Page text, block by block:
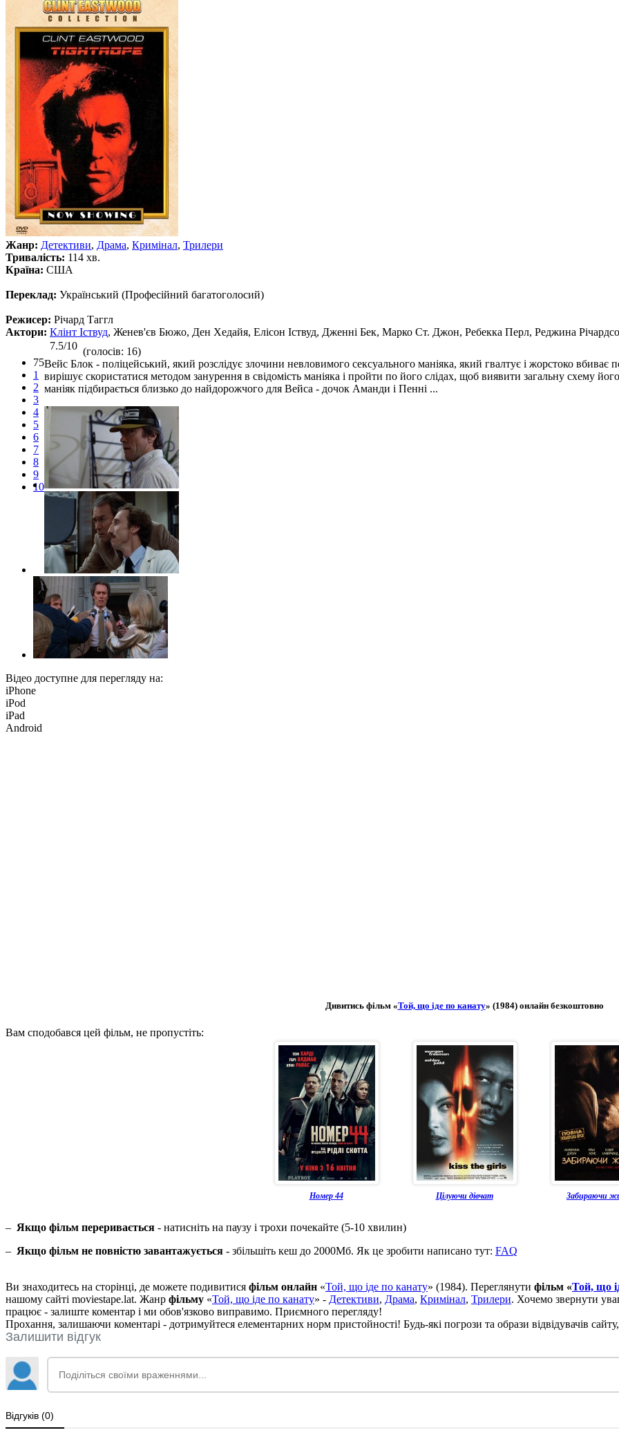
Жанр: Детективи, Драма, Кримінал, Трилери
Тривалість: 114 хв.
Країна: США
Переклад: Український (Професійний багатоголосий)
Режисер: Річард Таггл
Актори: Клінт Іствуд, Женев'єв Бюжо, Ден Хедайя, Елісон Іствуд, Дженні Бек, Марко Ст. Джон, Ребекка Перл, Реджина
75
1
2
3
4
5
6
7
8
9
10
7.5/10 (голосів: 16)
Вейс Блок - поліцейський, який розслідує злочини невловимого сексуального маніяка, який гвалтує і жорстоко
вирішує скористатися методом занурення в свідомість маніяка і пройти по його слідах, щоб виявити загальну схему
маніяк підбирається близько до найдорожчого для Вейса - дочок Аманди і Пенні ...
Відео доступне для перегляду на:
iPhone
iPod
iPad
Android
Дивитись фільм «Той, що іде по канату» (1984) онлайн безкоштовно
Вам сподобався цей фільм, не пропустіть:
Номер 44 Цілуючи дівчат Забираючи
– Якщо фільм переривається - натисніть на паузу і трохи почекайте (5-10 хвилин)
– Якщо фільм не повністю завантажується - збільшіть кеш до 2000Мб. Як це зробити написано тут: FAQ
Ви знаходитесь на сторінці, де можете подивитися фільм онлайн «Той, що іде по канату» (1984). Переглянути фільм «Той, що
нашому сайті moviestape.lat. Жанр фільму «Той, що іде по канату» - Детективи, Драма, Кримінал, Трилери. Хочемо звернути
працює - залиште коментар і ми обов'язково виправимо. Приємного перегляду!
Прохання, залишаючи коментарі - дотримуйтеся елементарних норм пристойності! Будь-які погрози та образи відвідувачів